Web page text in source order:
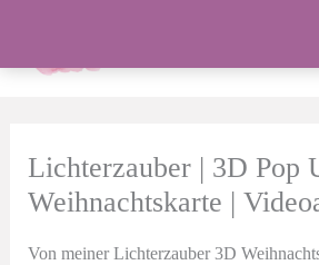
springen
Lichterzauber | 3D Pop
Weihnachtskarte |
Von meiner Lichterzauber 3D